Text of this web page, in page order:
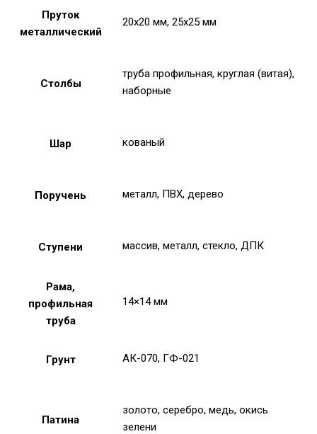
Пруток
металлический
20х20 мм, 25х25 мм
Столбы
труба профильная, круглая (витая),
наборные
Шар кованый
Поручень металл, ПВХ, дерево
Ступени массив, металл, стекло, ДПК
Рама,
профильная
труба
14×14 мм
Грунт АК-070, ГФ-021
Патина
золото, серебро, медь, окись
зелени